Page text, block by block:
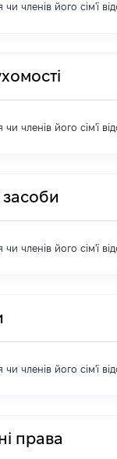
членів його сім'ї
членів його сім'ї
засоби
членів його сім'ї
членів його сім'ї
права